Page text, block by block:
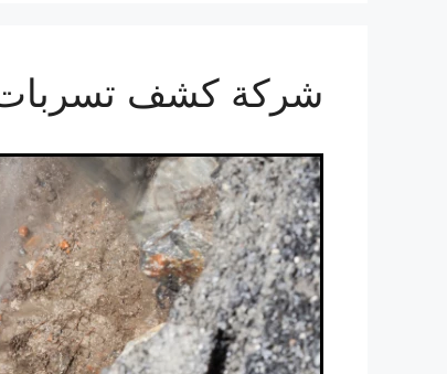
شركة كشف تسربات